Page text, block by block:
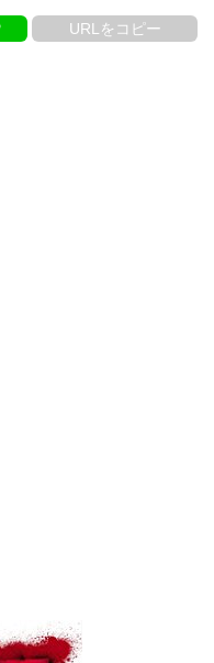
URLをコピー